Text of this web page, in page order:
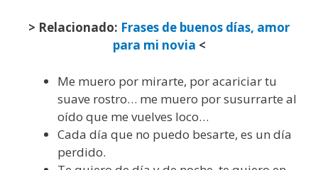
> Relacionado: Frases de buenos días, amor
para mi novia <
Me muero por mirarte, por acariciar tu
suave rostro… me muero por susurrarte al
oído que me vuelves loco…
Cada día que no puedo besarte, es un día
perdido.